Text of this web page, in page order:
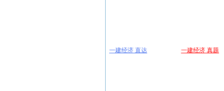
一建经济 直达 一建经济 真题